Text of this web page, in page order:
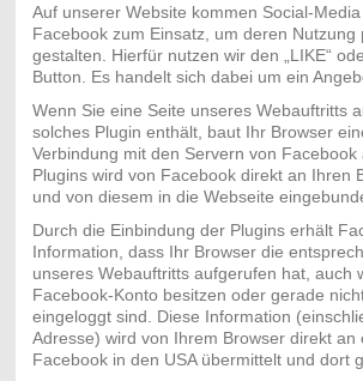
Auf unserer Website kommen Social-
Facebook zum Einsatz, um deren Nutzung
gestalten. Hierfür nutzen wir den „LIKE“
Button. Es handelt sich dabei um ein
Wenn Sie eine Seite unseres Webauftritts
solches Plugin enthält, baut Ihr Browser
Verbindung mit den Servern von
Plugins wird von Facebook direkt an Ihren
und von diesem in die Webseite
Durch die Einbindung der Plugins erhält
Information, dass Ihr Browser die
unseres Webauftritts aufgerufen hat, auch
Facebook-Konto besitzen oder gerade
eingeloggt sind. Diese Information
Adresse) wird von Ihrem Browser direkt an
Facebook in den USA übermittelt und dort